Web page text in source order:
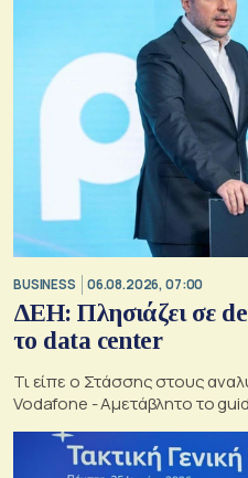
BUSINESS 06.08.2026, 07:00
ΔΕΗ: Πλησιάζει σε
το data center
Τι είπε ο Στάσσης στους
Vodafone - Αμετάβλητο το